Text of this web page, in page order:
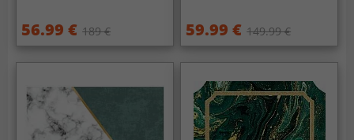
56.99 € 189 € 59.99 € 149.99 €